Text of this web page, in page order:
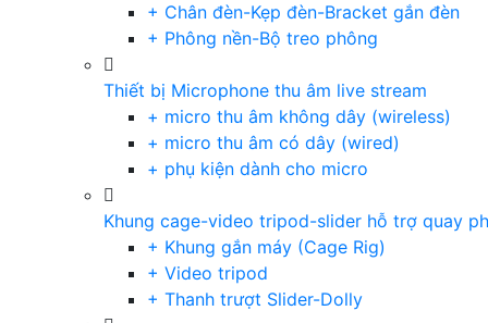
+ Chân đèn-Kẹp đèn-Bracket gắn đèn
+ Phông nền-Bộ treo phông
Thiết bị Microphone thu âm live stream
+ micro thu âm không dây (wireless)
+ micro thu âm có dây (wired)
+ phụ kiện dành cho micro
Khung cage-video tripod-slider hỗ trợ quay
+ Khung gắn máy (Cage Rig)
+ Video tripod
+ Thanh trượt Slider-Dolly